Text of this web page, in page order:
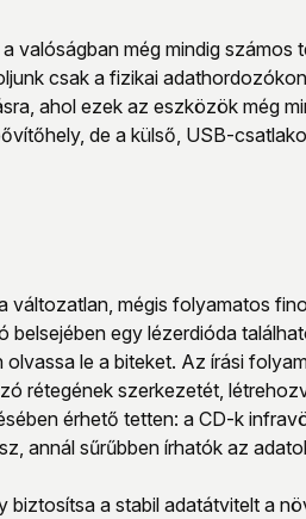
valóságban még mindig számos
csak a fizikai
ahol ezek az eszközök még
de a külső, USB-
változatlan, mégis folyamatos
egy lézerdióda
le a biteket. Az írási
rétegének szerkezetét,
érhető tetten: a CD-k
annál sűrűbben írhatók az
biztosítsa a stabil adatátvitelt a